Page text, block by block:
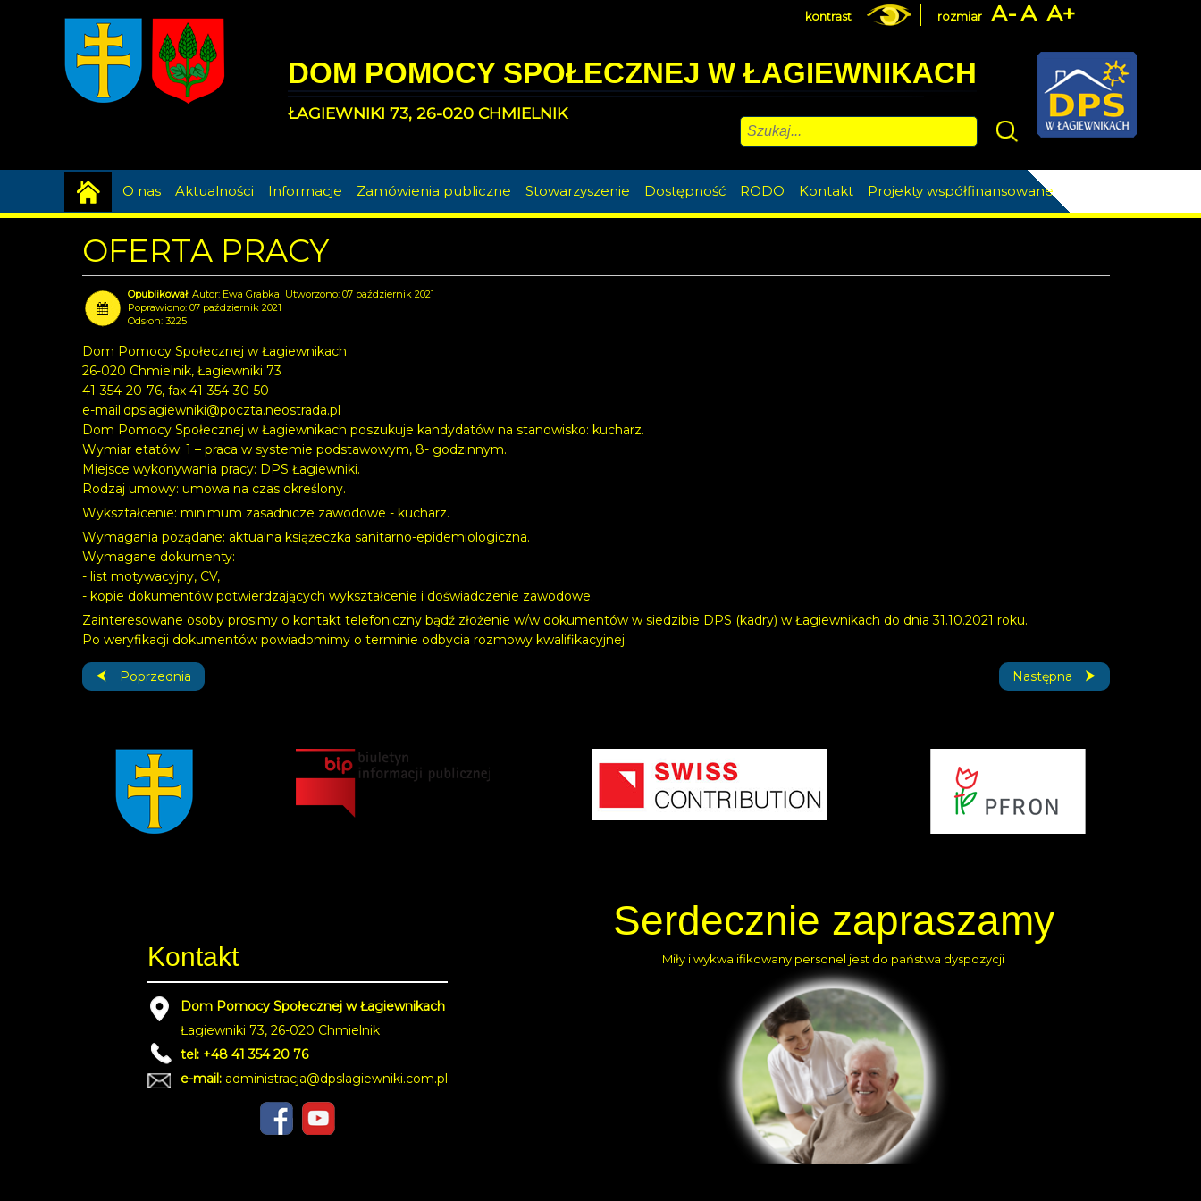
DOM POMOCY SPOŁECZNEJ W ŁAGIEWNIKACH
ŁAGIEWNIKI 73, 26-020 CHMIELNIK
kontrast rozmiar A-A A+
Szukaj
O nas Aktualności Informacje Zamówienia publiczne Stowarzyszenie Dostępność RODO Kontakt Projekty współfinansowane
OFERTA PRACY
Autor: Ewa Grabka Utworzono: 07 październik 2021
Poprawiono: 07 październik 2021
Odsłon: 3225
Dom Pomocy Społecznej w Łagiewnikach
26-020 Chmielnik, Łagiewniki 73
41-354-20-76, fax 41-354-30-50
e-mail:dpslagiewniki@poczta.neostrada.pl
Dom Pomocy Społecznej w Łagiewnikach poszukuje kandydatów na stanowisko: kucharz.
Wymiar etatów: 1 – praca w systemie podstawowym, 8- godzinnym.
Miejsce wykonywania pracy: DPS Łagiewniki.
Rodzaj umowy: umowa na czas określony.
Wykształcenie: minimum zasadnicze zawodowe - kucharz.
Wymagania pożądane: aktualna książeczka sanitarno-epidemiologiczna.
Wymagane dokumenty:
- list motywacyjny, CV,
- kopie dokumentów potwierdzających wykształcenie i doświadczenie zawodowe.
Zainteresowane osoby prosimy o kontakt telefoniczny bądź złożenie w/w dokumentów w siedzibie DPS (kadry) w Łagiewnikach do dnia 31.10.2021 roku.
Po weryfikacji dokumentów powiadomimy o terminie odbycia rozmowy kwalifikacyjnej.
Poprzednia strona: Zakaz odwiedzin oraz wyjść i wyjazdów mieszkańców Domu.
Poprzednia Następna strona:
Następna
Kontakt
Dom Pomocy Społecznej w Łagiewnikach
Łagiewniki 73, 26-020 Chmielnik
tel: +48 41 354 20 76
e-mail: administracja@dpslagiewniki.com.pl
Serdecznie zapraszamy
Miły i wykwalifikowany personel jest do państwa dyspozycji